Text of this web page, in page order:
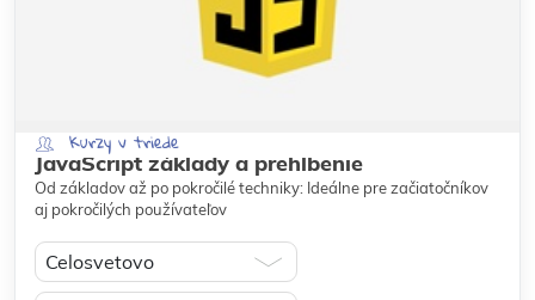
Kurzy v triede
JavaScript základy a prehĺbenie
Od základov až po pokročilé techniky: Ideálne pre začiatočníkov
aj pokročilých používateľov